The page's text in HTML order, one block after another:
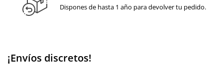
Dispones de hasta 1 año para devolver tu pedido.
¡Envíos discretos!